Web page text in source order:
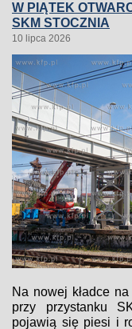
W PIĄTEK
SKM STOCZNIA
10 lipca 2026
Na nowej kładce
przy przystanku
pojawią się piesi i